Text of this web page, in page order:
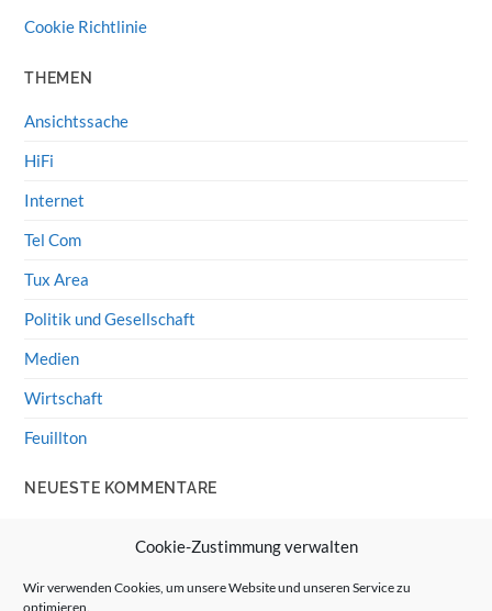
Cookie-Zustimmung verwalten
Wir verwenden Cookies, um unsere Website und unseren Service zu
optimieren.
Cookie Richtlinie
THEMEN
Ansichtssache
HiFi
Internet
Tel Com
Tux Area
Politik und Gesellschaft
Medien
Wirtschaft
Feuillton
NEUESTE KOMMENTARE